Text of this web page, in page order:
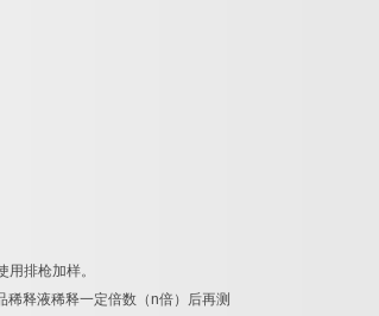
排枪加样。
稀释液稀释一定倍数（n倍）后再测